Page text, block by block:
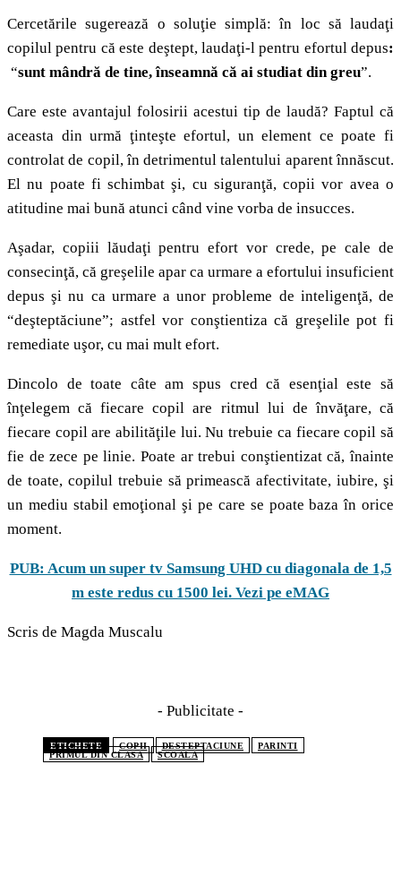
Cercetările sugerează o soluţie simplă: în loc să laudaţi
copilul pentru că este deştept, laudaţi-l pentru efortul depus:
“sunt mândră de tine, înseamnă că ai studiat din greu”.
Care este avantajul folosirii acestui tip de laudă? Faptul că
aceasta din urmă ţinteşte efortul, un element ce poate fi
controlat de copil, în detrimentul talentului aparent înnăscut.
El nu poate fi schimbat şi, cu siguranţă, copii vor avea o
atitudine mai bună atunci când vine vorba de insucces.
Aşadar, copiii lăudaţi pentru efort vor crede, pe cale de
consecinţă, că greşelile apar ca urmare a efortului insuficient
depus şi nu ca urmare a unor probleme de inteligenţă, de
“deşteptăciune”; astfel vor conştientiza că greşelile pot fi
remediate uşor, cu mai mult efort.
Dincolo de toate câte am spus cred că esenţial este să
înţelegem că fiecare copil are ritmul lui de învăţare, că
fiecare copil are abilităţile lui. Nu trebuie ca fiecare copil să
fie de zece pe linie. Poate ar trebui conştientizat că, înainte
de toate, copilul trebuie să primească afectivitate, iubire, şi
un mediu stabil emoţional şi pe care se poate baza în orice
moment.
PUB: Acum un super tv Samsung UHD cu diagonala de 1,5
m este redus cu 1500 lei. Vezi pe eMAG
Scris de Magda Muscalu
- Publicitate -
ETICHETE COPII DESTEPTACIUNE
PARINTI
PRIMUL DIN CLASA
SCOALA